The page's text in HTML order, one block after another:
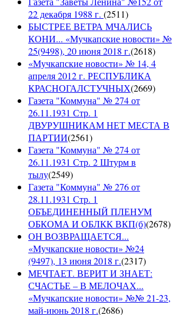
22 декабря 1988 г. (2511)
БЫСТРЕЕ ВЕТРА МЧАЛИСЬ
КОНИ... «Мучкапские новости» №
25(9498), 20 июня 2018 г.(2618)
«Мучкапские новости» № 14, 4
апреля 2012 г. РЕСПУБЛИКА
КРАСНОГАЛСТУЧНЫХ(2669)
Газета "Коммуна" № 274 от
26.11.1931 Стр. 1
ДВУРУШНИКАМ НЕТ МЕСТА В
ПАРТИИ(2561)
Газета "Коммуна" № 274 от
26.11.1931 Стр. 2 Штурм в
тылу(2549)
Газета "Коммуна" № 276 от
28.11.1931 Стр. 1
ОБЪЕДИНЕННЫЙ ПЛЕНУМ
ОБКОМА И ОБЛКК ВКП(б)(2678)
ОН ВОЗВРАЩАЕТСЯ...
«Мучкапские новости» №24
(9497), 13 июня 2018 г.(2317)
МЕЧТАЕТ. ВЕРИТ И ЗНАЕТ:
СЧАСТЬЕ – В МЕЛОЧАХ...
«Мучкапские новости» №№ 21-23,
май-июнь 2018 г.(2686)